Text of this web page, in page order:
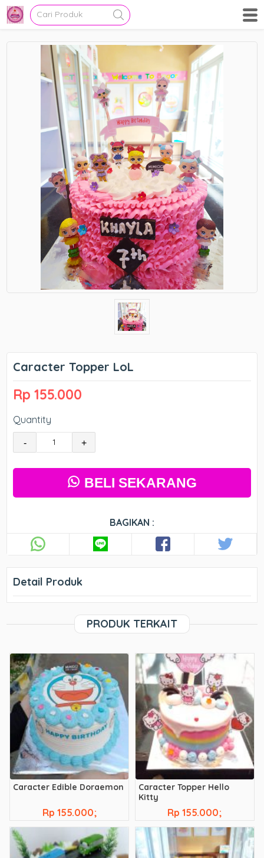
Caracter Topper LoL
Rp 155.000
Quantity
- +
BELI SEKARANG
BAGIKAN :
Detail Produk
PRODUK TERKAIT
Caracter Edible Doraemon
Rp 155.000;
Caracter Topper Hello
Kitty
Rp 155.000;